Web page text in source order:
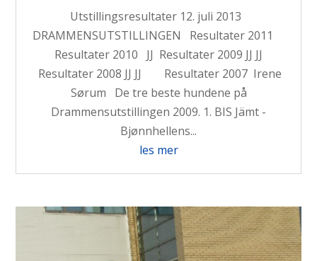
Utstillingsresultater 12. juli 2013
DRAMMENSUTSTILLINGEN Resultater 2011
Resultater 2010 JJ Resultater 2009 JJ JJ
Resultater 2008 JJ JJ Resultater 2007 Irene
Sørum De tre beste hundene på
Drammensutstillingen 2009. 1. BIS Jämt -
Bjønnhellens...
les mer